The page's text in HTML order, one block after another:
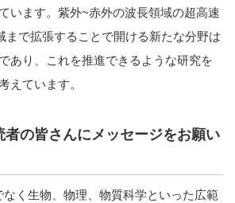
います。紫外~赤外の波長領域の超高速
まで拡張することで開ける新たな分野は
あり、これを推進できるような研究を
えています。
者の皆さんにメッセージをお願い
く生物、物理、物質科学といった広範